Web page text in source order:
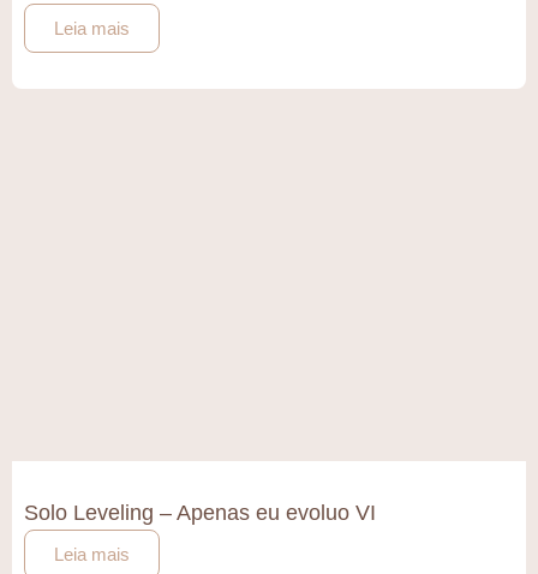
Leia mais
Solo Leveling – Apenas eu evoluo VI
Leia mais